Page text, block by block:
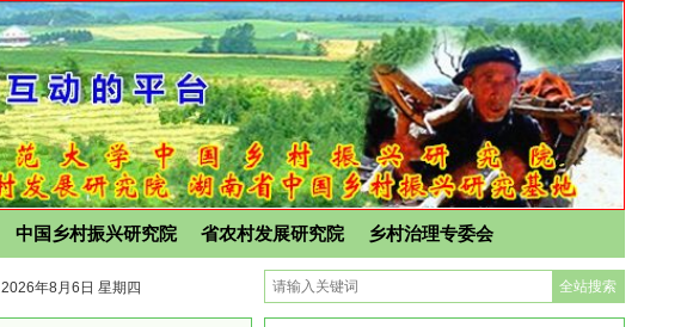
中国乡村振兴研究院 省农村发展研究院 乡村治理专委会
2026年8月6日 星期四